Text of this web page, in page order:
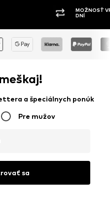
MOŽNOSŤ
DNÍ
a špeciálnych ponúk
Pre mužov
sa